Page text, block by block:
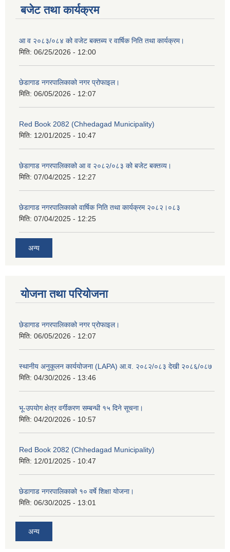
बजेट तथा कार्यक्रम
आ व २०८३/०८४ को वजेट बक्तब्य र वार्षिक निति तथा कार्यक्रम।
मिति: 06/25/2026 - 12:00
छेडागाड नगरपालिकाको नगर प्रोफाइल।
मिति: 06/05/2026 - 12:07
Red Book 2082 (Chhedagad Municipality)
मिति: 12/01/2025 - 10:47
छेडागाड नगरपालिकाको आ व २०८२/०८३ को बजेट बक्तव्य।
मिति: 07/04/2025 - 12:27
छेडागाड नगरपालिकाको वार्षिक निति तथा कार्यक्रम २०८२।०८३
मिति: 07/04/2025 - 12:25
अन्य
योजना तथा परियोजना
छेडागाड नगरपालिकाको नगर प्रोफाइल।
मिति: 06/05/2026 - 12:07
स्थानीय अनुकूलन कार्ययोजना (LAPA) आ.व. २०८२/०८३ देखी २०८६/०८७
मिति: 04/30/2026 - 13:46
भू-उपयोग क्षेत्र वर्गीकरण सम्बन्धी १५ दिने सूचना।
मिति: 04/20/2026 - 10:57
Red Book 2082 (Chhedagad Municipality)
मिति: 12/01/2025 - 10:47
छेडागाड नगरपालिकाको १० वर्षे शिक्षा योजना।
मिति: 06/30/2025 - 13:01
अन्य